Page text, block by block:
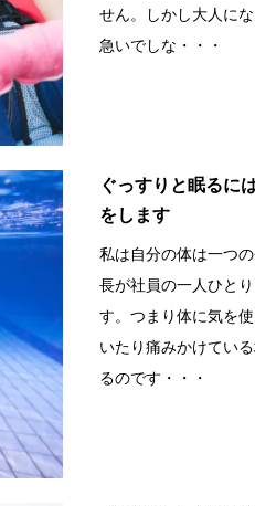
せん。しかし大人に
急いでしな・・・
ぐっすりと眠るに
をします
私は自分の体は一つ
長が社員の一人ひと
す。つまり体に気を
いたり痛みかけてい
るのです・・・